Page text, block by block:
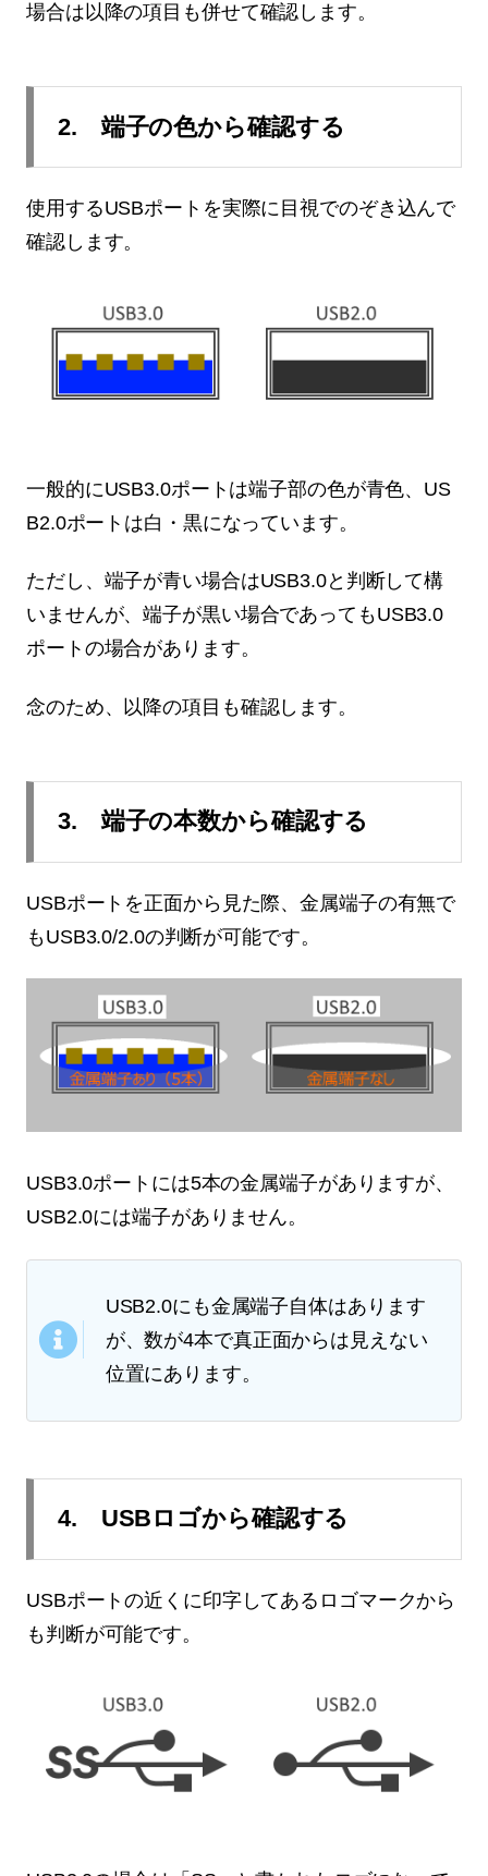
場合は以降の項目も併せて確認します。
2. 端子の色から確認する
使用するUSBポートを実際に目視でのぞき込んで
確認します。
一般的にUSB3.0ポートは端子部の色が青色、US
B2.0ポートは白・黒になっています。
ただし、端子が青い場合はUSB3.0と判断して構
いませんが、端子が黒い場合であってもUSB3.0
ポートの場合があります。
念のため、以降の項目も確認します。
3. 端子の本数から確認する
USBポートを正面から見た際、金属端子の有無で
もUSB3.0/2.0の判断が可能です。
USB3.0ポートには5本の金属端子がありますが、
USB2.0には端子がありません。
USB2.0にも金属端子自体はあります
が、数が4本で真正面からは見えない
位置にあります。
4. USBロゴから確認する
USBポートの近くに印字してあるロゴマークから
も判断が可能です。